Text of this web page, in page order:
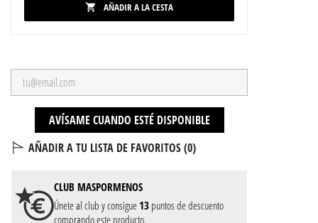
 AÑADIR A LA CESTA
AVÍSAME CUANDO ESTÉ DISPONIBLE
AÑADIR A TU LISTA DE FAVORITOS (0)
CLUB MASPORMENOS
Únete al club y consigue 13 puntos de descuento
comprando este producto.